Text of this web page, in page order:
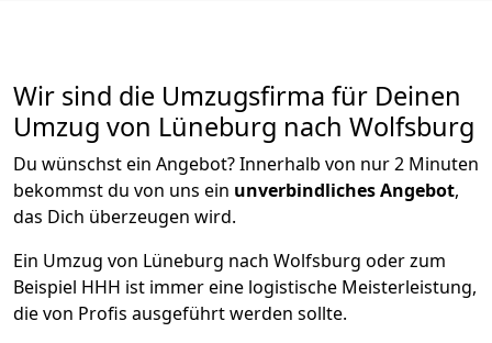
Wir sind die Umzugsfirma für Deinen
Umzug von Lüneburg nach Wolfsburg
Du wünschst ein Angebot? Innerhalb von nur 2 Minuten
bekommst du von uns ein unverbindliches Angebot,
das Dich überzeugen wird.
Ein Umzug von Lüneburg nach Wolfsburg oder zum
Beispiel HHH ist immer eine logistische Meisterleistung,
die von Profis ausgeführt werden sollte.